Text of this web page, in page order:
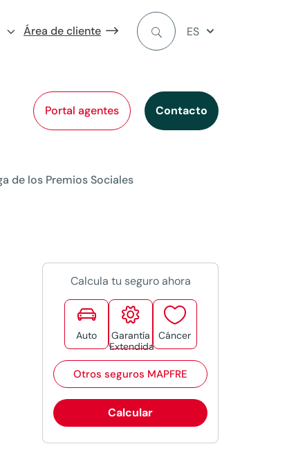
Área de cliente
Portal agentes Contacto
ES
de los Premios Sociales
Calcula tu seguro ahora

Auto

Garantía
Extendida

Cáncer
Otros seguros MAPFRE
Calcular